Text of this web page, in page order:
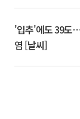
'입추'에도 39도
염 [날씨]